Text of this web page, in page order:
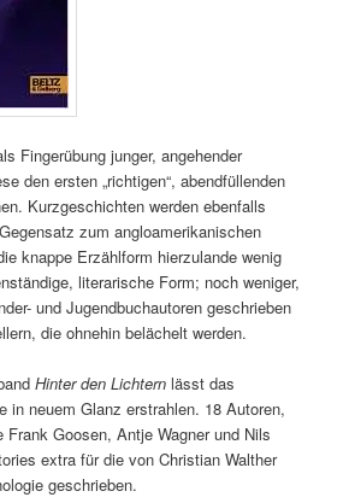
Fingerübung junger, angehender
den ersten „richtigen“, abendfüllenden
Kurzgeschichten werden ebenfalls
zum angloamerikanischen
knappe Erzählform hierzulande wenig
literarische Form; noch weniger,
und Jugendbuchautoren geschrieben
die ohnehin belächelt werden.
Hinter den Lichtern lässt das
in neuem Glanz erstrahlen. 18 Autoren,
Frank Goosen, Antje Wagner und Nils
extra für die von Christian Walther
geschrieben.